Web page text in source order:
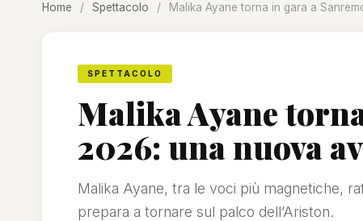
Home / Spettacolo / Malika Ayane torna in gara a
SPETTACOLO
Malika Ayane
2026: una nuova
Malika Ayane, tra le voci più magnetiche,
prepara a tornare sul palco dell’Ariston.